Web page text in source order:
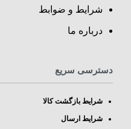
شرایط و ضوابط
درباره ما
دسترسی سریع
شرایط بازگشت کالا
شرایط ارسال